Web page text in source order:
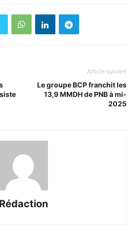
Article suivant
Le groupe BCP franchit les
13,9 MMDH de PNB à mi-
2025
Rédaction